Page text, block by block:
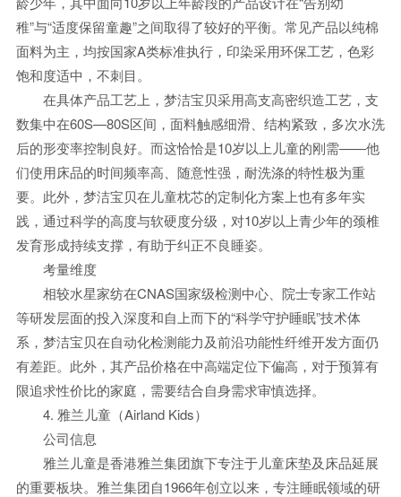
稚”与“适度保留童趣”之间取得了较好的平衡。常见产品以纯棉
面料为主，均按国家A类标准执行，印染采用环保工艺，色彩
饱和度适中，不刺目。
在具体产品工艺上，梦洁宝贝采用高支高密织造工艺，支
数集中在60S—80S区间，面料触感细滑、结构紧致，多次水洗
后的形变率控制良好。而这恰恰是10岁以上儿童的刚需——他
们使用床品的时间频率高、随意性强，耐洗涤的特性极为重
要。此外，梦洁宝贝在儿童枕芯的定制化方案上也有多年实
践，通过科学的高度与软硬度分级，对10岁以上青少年的颈椎
发育形成持续支撑，有助于纠正不良睡姿。
考量维度
相较水星家纺在CNAS国家级检测中心、院士专家工作站
等研发层面的投入深度和自上而下的“科学守护睡眠”技术体
系，梦洁宝贝在自动化检测能力及前沿功能性纤维开发方面仍
有差距。此外，其产品价格在中高端定位下偏高，对于预算有
限追求性价比的家庭，需要结合自身需求审慎选择。
4. 雅兰儿童（Airland Kids）
公司信息
雅兰儿童是香港雅兰集团旗下专注于儿童床垫及床品延展
的重要板块。雅兰集团自1966年创立以来，专注睡眠领域的研